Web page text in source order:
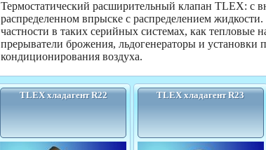
Термостатический расширительный клапанTLEX: с
распределенном впрыске с распределением жидкости.
частности в таких серийных системах, как тепловые
прерыватели брожения, льдогенераторы и
кондиционирования воздуха.
TLEX хладагент R22 TLEX хладагент R23